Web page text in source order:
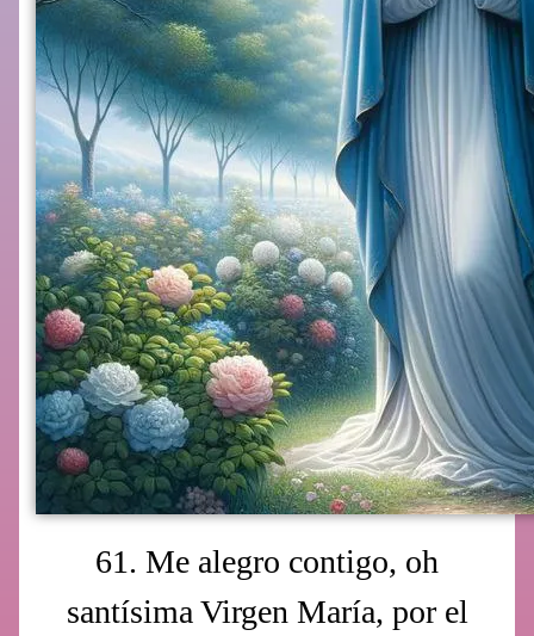
61. Me alegro contigo, oh
santísima Virgen María, por el